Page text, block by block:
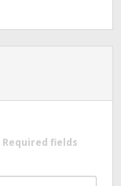
Required fields